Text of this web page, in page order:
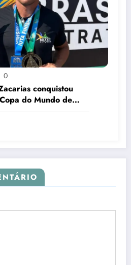
0
conquistou
do Mundo de